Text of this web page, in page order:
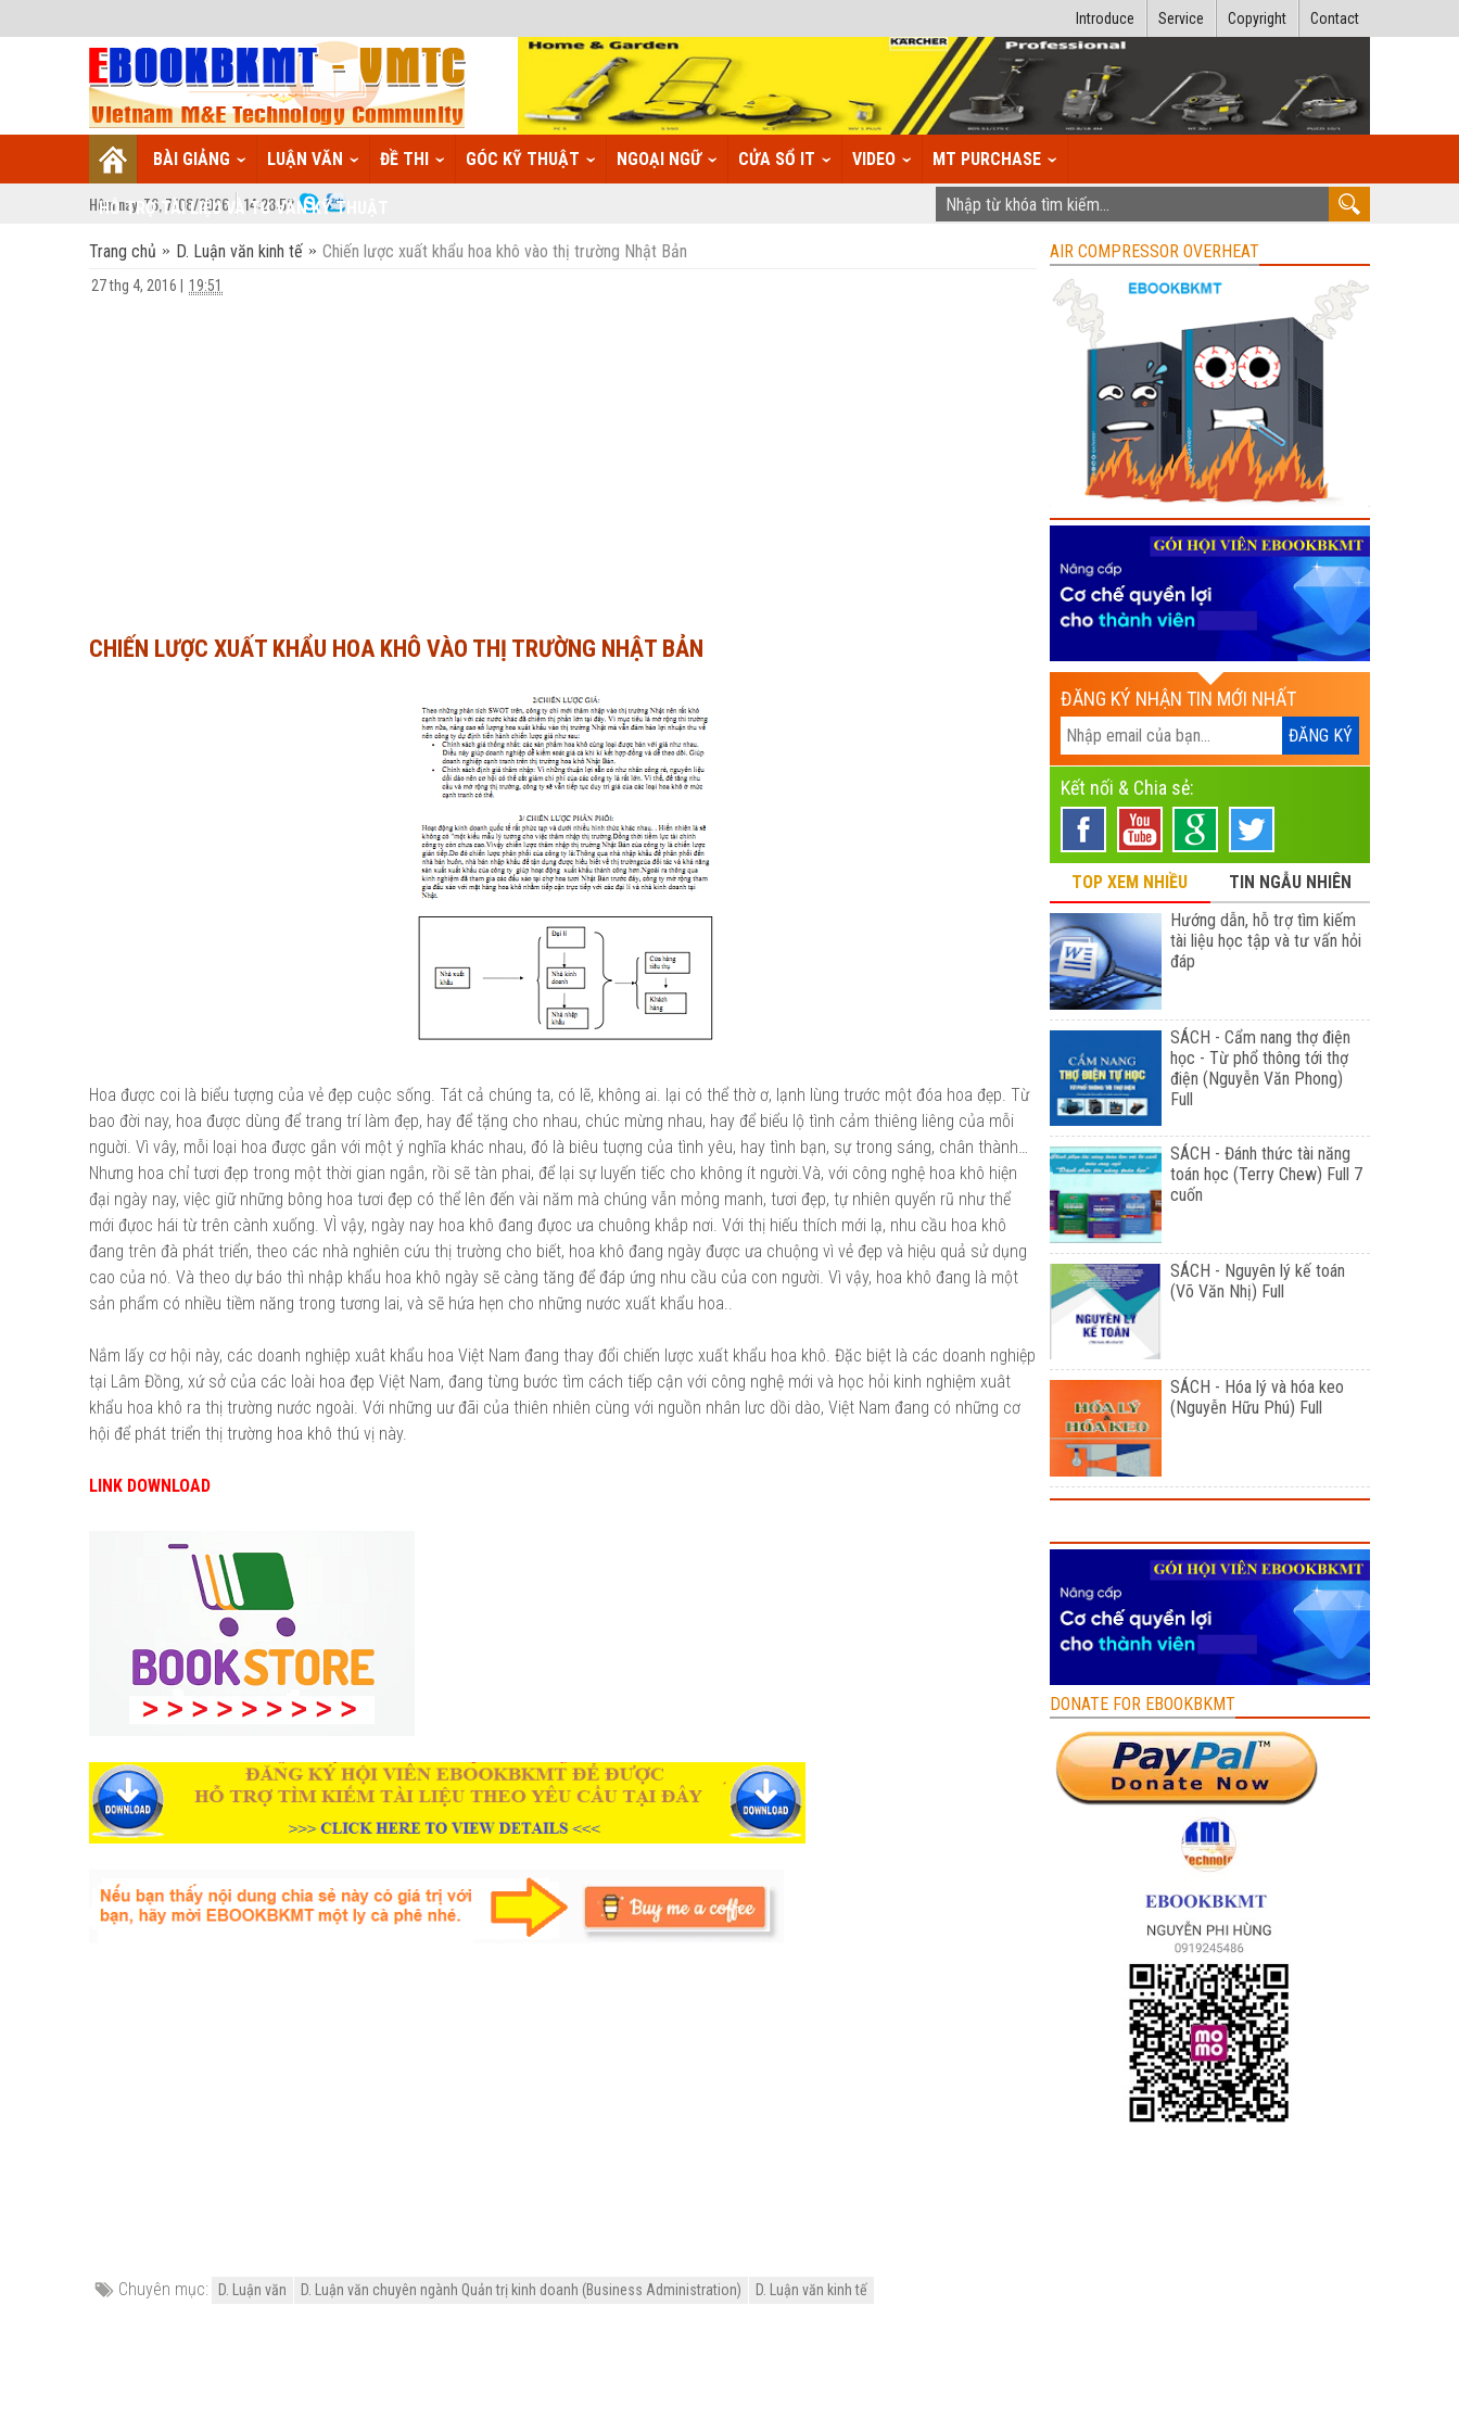
Contact
Copyright
Service
Introduce
BÀI GIẢNG LUẬN VĂN ĐỀ THI GÓC KỸ THUẬT NGOẠI NGỮ CỬA SỔ IT VIDEO MT PURCHASE
HỖ TRỢ TÀI LIỆU VÀ TƯ VẤN KỸ THUẬT
Hôm nay: T6, 7/08/2026 14:28:52
Trang chủ D. Luận văn kinh tế Chiến lược xuất khẩu hoa khô vào thị trường Nhật Bản
27 thg 4, 2016 19:51
CHIẾN LƯỢC XUẤT KHẨU HOA KHÔ VÀO THỊ TRƯỜNG NHẬT BẢN
Hoa được coi là biểu tượng của vẻ đẹp cuộc sống. Tát cả chúng ta, có lẽ, không ai. lại có thể thờ ơ, lạnh lùng trước một đóa hoa đẹp. Từ
bao đời nay, hoa được dùng để trang trí làm đẹp, hay để tặng cho nhau, chúc mừng nhau, hay để biểu lộ tình cảm thiêng liêng của mỗi
nguời. Vì vây, mỗi loại hoa được gắn với một ý nghĩa khác nhau, đó là biêu tuợng của tình yêu, hay tình bạn, sự trong sáng, chân thành…
Nhưng hoa chỉ tươi đẹp trong một thời gian ngắn, rồi sẽ tàn phai, để lại sự luyến tiếc cho không ít người.Và, với công nghệ hoa khô hiện
đại ngày nay, việc giữ những bông hoa tươi đẹp có thể lên đến vài năm mà chúng vẫn mỏng manh, tươi đẹp, tự nhiên quyến rũ như thể
mới đựoc hái từ trên cành xuống. VÌ vậy, ngày nay hoa khô đang đựoc ưa chuông khắp nơi. Với thị hiếu thích mới lạ, nhu cầu hoa khô
đang trên đà phát triển, theo các nhà nghiên cứu thị trường cho biết, hoa khô đang ngày được ưa chuộng vì vẻ đẹp và hiệu quả sử dụng
cao của nó. Và theo dự báo thì nhập khẩu hoa khô ngày sẽ càng tăng để đáp ứng nhu cầu của con người. Vì vậy, hoa khô đang là một
sản phẩm có nhiều tiềm năng trong tương lai, và sẽ hứa hẹn cho những nước xuất khẩu hoa..
Nắm lấy cơ hội này, các doanh nghiệp xuât khẩu hoa Việt Nam đang thay đổi chiến lược xuất khẩu hoa khô. Đặc biệt là các doanh nghiệp
tại Lâm Đồng, xứ sở của các loài hoa đẹp Việt Nam, đang từng bước tìm cách tiếp cận với công nghệ mới và học hỏi kinh nghiệm xuât
khẩu hoa khô ra thị trường nước ngoài. Với những uư đãi của thiên nhiên cùng với nguồn nhân lưc dồi dào, Việt Nam đang có những cơ
hội để phát triển thị trường hoa khô thú vị này.
LINK DOWNLOAD
Chuyên mục: D. Luận văn D. Luận văn chuyên ngành Quản trị kinh doanh (Business Administration) D. Luận văn kinh tế
AIR COMPRESSOR OVERHEAT
ĐĂNG KÝ NHẬN TIN MỚI NHẤT
Kết nối & Chia sẻ:
TOP XEM NHIỀU
TIN NGẪU NHIÊN
Hướng dẫn, hỗ trợ tìm kiếm
tài liệu học tập và tư vấn hỏi
đáp
SÁCH - Cẩm nang thợ điện
học - Từ phổ thông tới thợ
điện (Nguyễn Văn Phong)
Full
SÁCH - Đánh thức tài năng
toán học (Terry Chew) Full 7
cuốn
SÁCH - Nguyên lý kế toán
(Võ Văn Nhị) Full
SÁCH - Hóa lý và hóa keo
(Nguyễn Hữu Phú) Full
DONATE FOR EBOOKBKMT